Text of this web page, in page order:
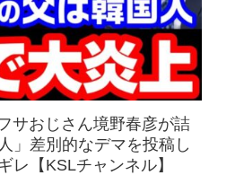
サおじさん境野春彦が詰
」差別的なデマを投稿し
【KSLチャンネル】